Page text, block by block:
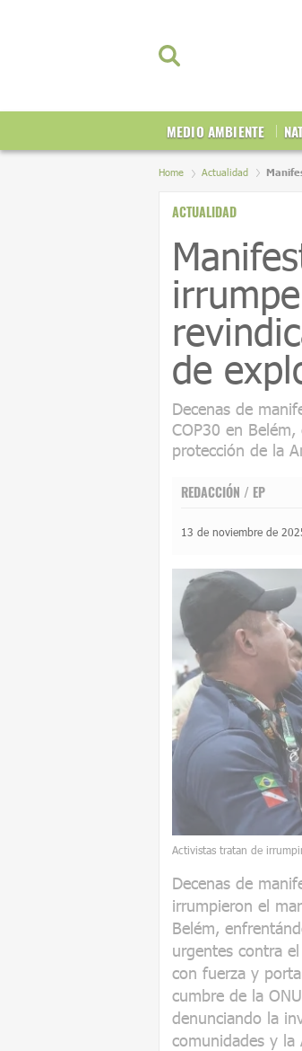
MEDIO AMBIENTE
Home Actualidad
ACTUALIDAD
de
Decenas de
COP30 en
protección de la
REDACCIÓN / EP
13 de noviembre de
Activistas tratan de
Decenas de
irrumpieron el
Belém,
urgentes contra
con fuerza y
cumbre de la
denunciando la
comunidades y la